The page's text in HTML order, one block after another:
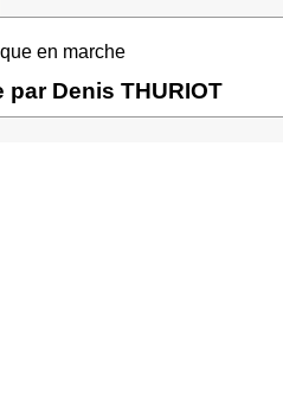
en marche
Denis THURIOT